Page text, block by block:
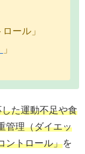
ール」
」
た運動不足や食
管理（ダイエッ
ントロール」を